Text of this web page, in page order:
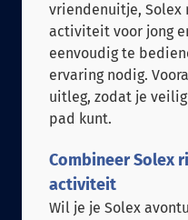
vriendenuitje, Solex
activiteit voor jong
eenvoudig te
ervaring nodig.
uitleg, zodat je
pad kunt.
Combineer Solex
activiteit
Wil je je Solex